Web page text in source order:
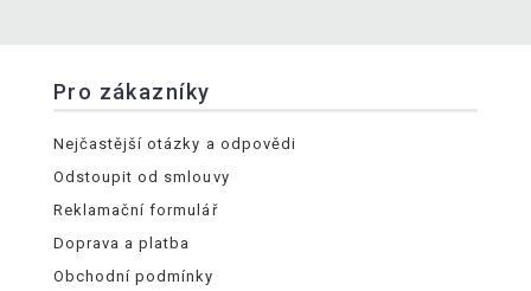
Pro zákazníky
Nejčastější otázky a odpovědi
Odstoupit od smlouvy
Reklamační formulář
Doprava a platba
Obchodní podmínky